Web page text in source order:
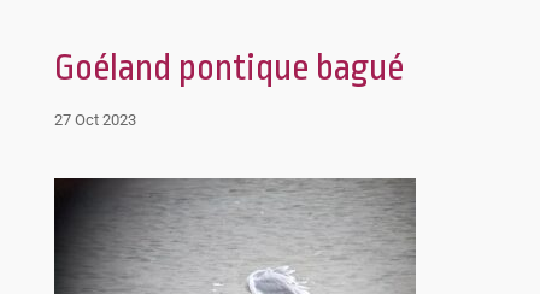
Goéland pontique bagué
27 Oct 2023